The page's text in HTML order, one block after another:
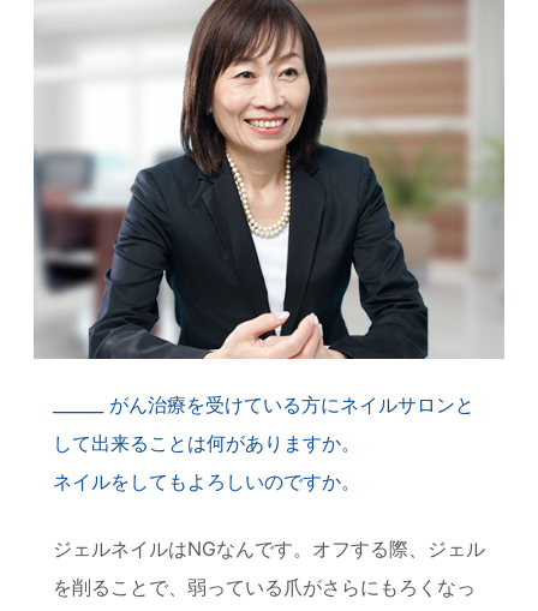
がん治療を受けている方にネイルサロンと
して出来ることは何がありますか。
ネイルをしてもよろしいのですか。
ジェルネイルはNGなんです。オフする際、ジェル
を削ることで、弱っている爪がさらにもろくなっ